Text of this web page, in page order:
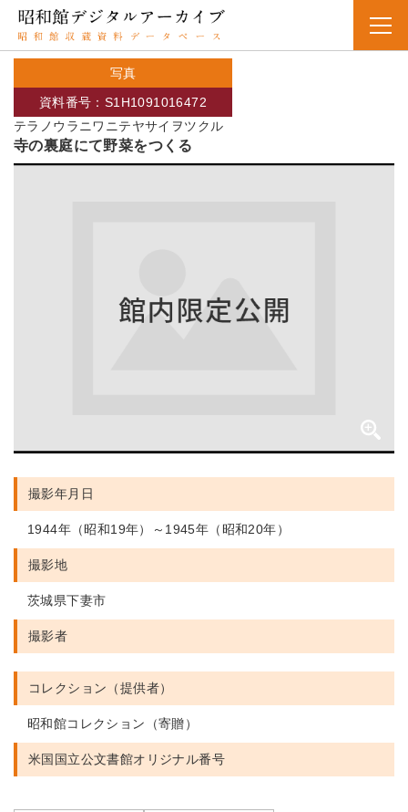
写真
テラノウラニワニテヤサイヲツクル
資料番号：S1H1091016472
寺の裏庭にて野菜をつくる
撮影年月日
1944年（昭和19年）～1945年（昭和20年）
撮影地
茨城県下妻市
撮影者
コレクション（提供者）
昭和館コレクション（寄贈）
米国国立公文書館オリジナル番号